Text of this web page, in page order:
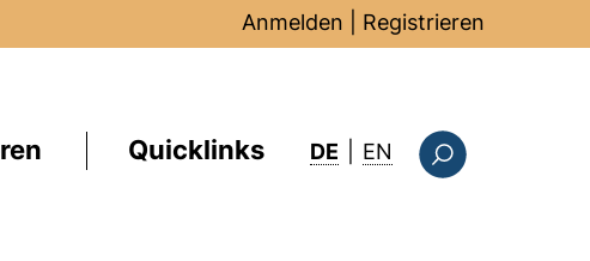
Anmelden Registrieren
Quicklinks DE EN : this page in